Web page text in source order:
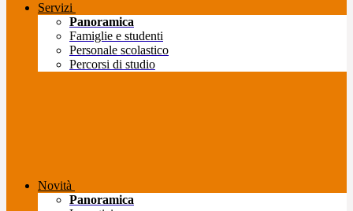
Servizi
Panoramica
Famiglie e studenti
Personale scolastico
Percorsi di studio
Novità
Panoramica